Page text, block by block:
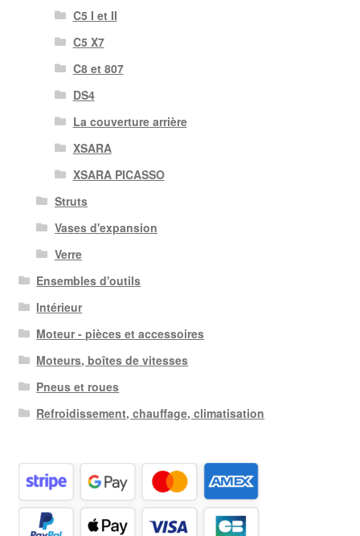
C5 I et II
C5 X7
C8 et 807
DS4
La couverture arrière
XSARA
XSARA PICASSO
Struts
Vases d'expansion
Verre
Ensembles d'outils
Intérieur
Moteur - pièces et accessoires
Moteurs, boîtes de vitesses
Pneus et roues
Refroidissement, chauffage, climatisation